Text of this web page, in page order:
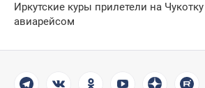
Иркутские куры прилетели на
авиарейсом